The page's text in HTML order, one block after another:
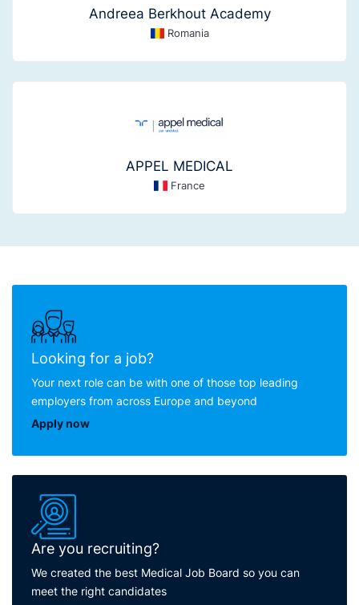
Andreea Berkhout Academy
Romania
APPEL MEDICAL
France
Looking for a job?
Your next role can be with one of those top leading
employers from across Europe and beyond
Apply now
Are you recruiting?
We created the best Medical Job Board so you can
meet the right candidates